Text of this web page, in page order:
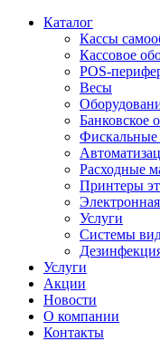
Каталог
Кассы
Кассовое
POS-
Весы
Банковское
Расходные
Принтеры
Услуги
Системы
Услуги
Акции
Новости
О компании
Контакты